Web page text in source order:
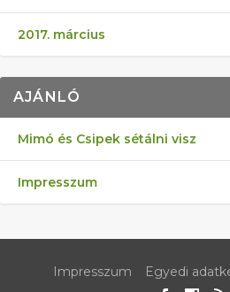
2017. március
AJÁNLÓ
Mimó és Csipek sétálni visz
Impresszum
Impresszum Egyedi